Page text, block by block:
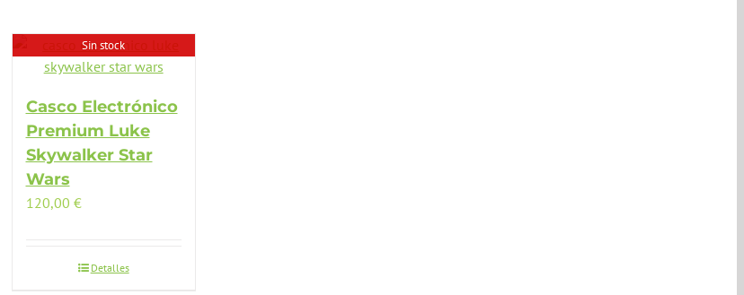
Sin stock
Casco Electrónico
Premium Luke
Skywalker Star
Wars
120,00 €
Detalles